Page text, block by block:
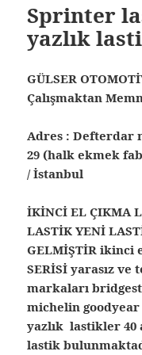
Sprinter
yazlık
GÜLSER
Çalışmaktan
Adres : Defterdar
29 (halk ekmek
/ İstanbul
İKİNCİ EL ÇIKMA
LASTİK YENİ
GELMİŞTİR ikinci
SERİSİ yarasız ve
markaları
michelin goodyear
yazlık lastikler
lastik